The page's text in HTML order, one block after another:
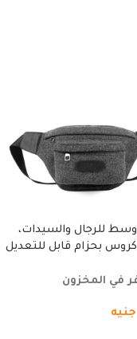
للرجال والسيدات،
بحزام قابل للتعديل
العادي، المشي
في المخزون
جنيه